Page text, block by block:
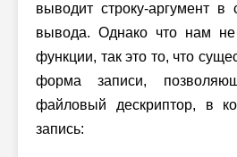
выводит строку-аргумент в
вывода. Однако что нам не
функции, так это то, что
форма записи,
файловый дескриптор, в
запись: